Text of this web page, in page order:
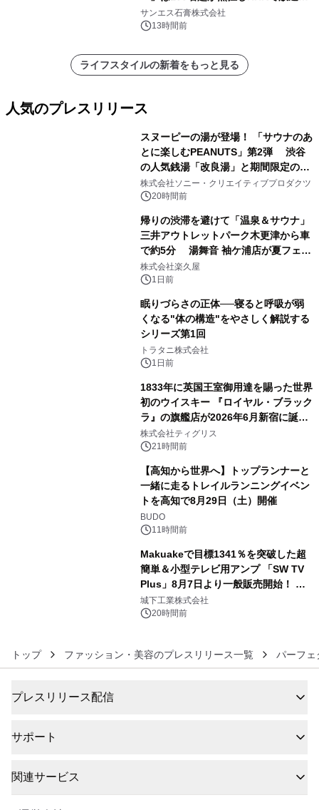
れました。
サンエス石膏株式会社
13時間前
ライフスタイルの新着をもっと見る
人気のプレスリリース
スヌーピーの湯が登場！ 「サウナのあ
とに楽しむPEANUTS」第2弾 渋谷
の人気銭湯「改良湯」と期間限定のコ
ラボレーション サウナイキタイコラ
ボグッズも発売決定！
株式会社ソニー・クリエイティブプロダクツ
20時間前
帰りの渋滞を避けて「温泉＆サウナ」
三井アウトレットパーク木更津から車
で約5分 湯舞音 袖ケ浦店が夏フェア
メニューを提供
株式会社楽久屋
1日前
眠りづらさの正体──寝ると呼吸が弱
くなる"体の構造"をやさしく解説する
シリーズ第1回
トラタニ株式会社
1日前
1833年に英国王室御用達を賜った世界
初のウイスキー 『ロイヤル・ブラック
ラ』の旗艦店が2026年6月新宿に誕
生 バカルディ ジャパンと連携した
没入型バー「BAR Arca」
株式会社ティグリス
21時間前
【高知から世界へ】トップランナーと
一緒に走るトレイルランニングイベン
トを高知で8月29日（土）開催
BUDO
11時間前
Makuakeで目標1341％を突破した超
簡単＆小型テレビ用アンプ 「SW TV
Plus」8月7日より一般販売開始！ ケ
ーブル1本つなぐだけ、テレビの音が
ぐっと豊かに
城下工業株式会社
20時間前
トップ ファッション・美容のプレスリリース一覧 パーフェ
プレスリリース配信
サポート
関連サービス